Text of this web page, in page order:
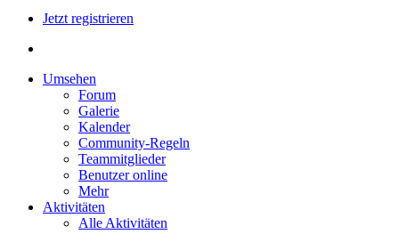
Jetzt registrieren
Umsehen
Forum
Galerie
Kalender
Community-Regeln
Teammitglieder
Benutzer online
Mehr
Aktivitäten
Alle Aktivitäten